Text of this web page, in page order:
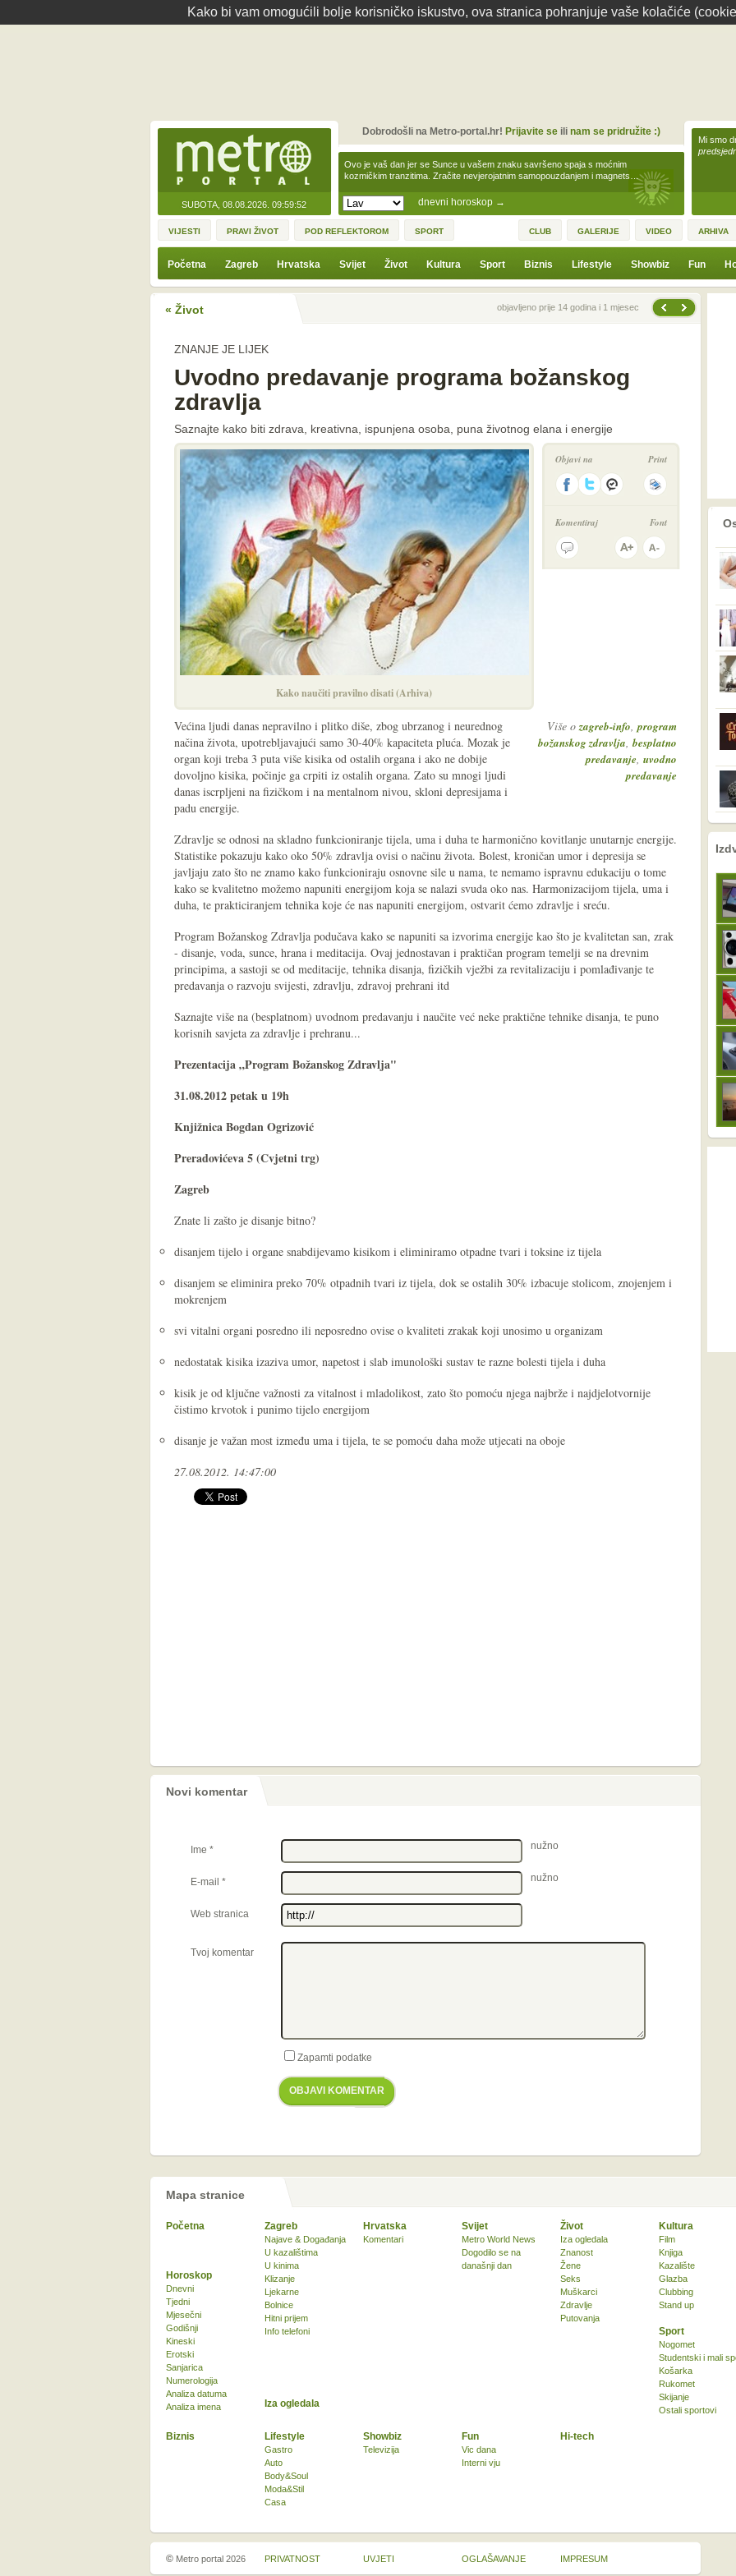
Kako bi vam omogućili bolje korisničko iskustvo, ova stranica pohranjuje vaše kolačiće
SUBOTA, 08.08.2026. 09:59:52 dnevni horoskop →
Ovo je vaš dan jer se Sunce u vašem znaku savršeno spaja s moćnim
kozmičkim tranzitima. Zračite nevjerojatnim samopouzdanjem i magnets…
Dobrodošli na Metro-portal.hr! Prijavite seili nam se pridružite :)
Mi smo
VIJESTI PRAVI ŽIVOT POD REFLEKTOROM SPORT CLUB GALERIJE VIDEO ARHIVA
Početna Zagreb Hrvatska Svijet Život Kultura Sport Biznis Lifestyle Showbiz Fun
« Život Prethodna vijestobjavljeno prije 14 godina i 1 mjesec
ZNANJE JE LIJEK
Uvodno predavanje programa božanskog
zdravlja
Saznajte kako biti zdrava, kreativna, ispunjena osoba, puna životnog elana i energije
Kako naučiti pravilno disati (Arhiva)
Objavi na Print
Komentiraj Font
Više ozagreb-info,program
božanskog zdravlja, besplatno
predavanje, uvodno
predavanje
Većina ljudi danas nepravilno i plitko diše, zbog ubrzanog i neurednog
načina života, upotrebljavajući samo 30-40% kapaciteta pluća. Mozak je
organ koji treba 3 puta više kisika od ostalih organa i ako ne dobije
dovoljno kisika, počinje ga crpiti iz ostalih organa. Zato su mnogi ljudi
danas iscrpljeni na fizičkom i na mentalnom nivou, skloni depresijama i
padu energije.
Zdravlje se odnosi na skladno funkcioniranje tijela, uma i duha te harmonično kovitlanje unutarnje energije.
Statistike pokazuju kako oko 50% zdravlja ovisi o načinu života. Bolest, kroničan umor i depresija se
javljaju zato što ne znamo kako funkcioniraju osnovne sile u nama, te nemamo ispravnu edukaciju o tome
kako se kvalitetno možemo napuniti energijom koja se nalazi svuda oko nas. Harmonizacijom tijela, uma i
duha, te prakticiranjem tehnika koje će nas napuniti energijom, ostvarit ćemo zdravlje i sreću.
Program Božanskog Zdravlja podučava kako se napuniti sa izvorima energije kao što je kvalitetan san, zrak
- disanje, voda, sunce, hrana i meditacija. Ovaj jednostavan i praktičan program temelji se na drevnim
principima, a sastoji se od meditacije, tehnika disanja, fizičkih vježbi za revitalizaciju i pomlađivanje te
predavanja o razvoju svijesti, zdravlju, zdravoj prehrani itd
Saznajte više na (besplatnom) uvodnom predavanju i naučite već neke praktične tehnike disanja, te puno
korisnih savjeta za zdravlje i prehranu...
Prezentacija „Program Božanskog Zdravlja"
31.08.2012 petak u 19h
Knjižnica Bogdan Ogrizović
Preradovićeva 5 (Cvjetni trg)
Zagreb
Znate li zašto je disanje bitno?
disanjem tijelo i organe snabdijevamo kisikom i eliminiramo otpadne tvari i toksine iz tijela
disanjem se eliminira preko 70% otpadnih tvari iz tijela, dok se ostalih 30% izbacuje stolicom, znojenjem i
mokrenjem
svi vitalni organi posredno ili neposredno ovise o kvaliteti zrakak koji unosimo u organizam
nedostatak kisika izaziva umor, napetost i slab imunološki sustav te razne bolesti tijela i duha
kisik je od ključne važnosti za vitalnost i mladolikost, zato što pomoću njega najbrže i najdjelotvornije
čistimo krvotok i punimo tijelo energijom
disanje je važan most između uma i tijela, te se pomoću daha može utjecati na oboje
27.08.2012. 14:47:00
Novi komentar
Ime * nužno
E-mail * nužno
Web stranica
Tvoj komentar
Zapamti podatke
OBJAVI KOMENTAR
prethodno
nema prethodne
sljedeće
Mapa stranice
Početna Zagreb
Najave & Događanja
U kazalištima
U kinima
Klizanje
Ljekarne
Bolnice
Hitni prijem
Info telefoni
Hrvatska
Komentari
Svijet
Metro World News
Dogodilo se na
današnji dan
Život
Iza ogledala
Znanost
Žene
Seks
Muškarci
Zdravlje
Putovanja
Kultura
Film
Knjiga
Kazalište
Glazba
Clubbing
Stand up
Sport
Nogomet
Studentski i mali
Košarka
Rukomet
Skijanje
Ostali sportovi
Biznis Lifestyle
Gastro
Auto
Body&Soul
Moda&Stil
Casa
Showbiz
Televizija
Fun
Vic dana
Interni vju
Horoskop
Dnevni
Tjedni
Mjesečni
Godišnji
Kineski
Erotski
Sanjarica
Numerologija
Analiza datuma
Analiza imena
Iza ogledala
Hi-tech
© Metro portal 2026 PRIVATNOST UVJETI OGLAŠAVANJE IMPRESUM